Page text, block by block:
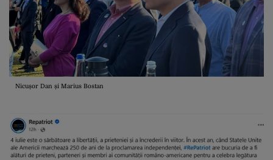
Nicușor Dan și Marius Bostan